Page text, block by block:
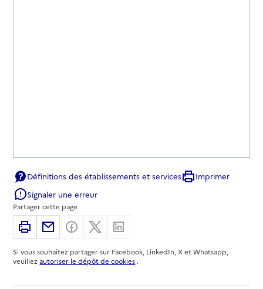
Définitions des établissements et services
Imprimer
Signaler une erreur
Partager cette page
ImprimerPartager par email
Partager sur Facebook
Partager sur X
Si vous souhaitez partager sur Facebook, LinkedIn, X et Whatsapp,
veuillezautoriser le dépôt de cookies .